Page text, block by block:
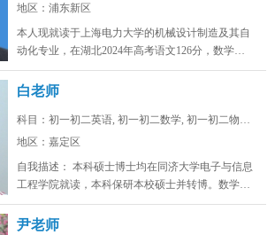
地区：浦东新区
本人现就读于上海电力大学的机械设计制造及其自
动化专业，在湖北2024年高考语文126分，数学
128，物理88，化学92，...
白老师
科目：初一初二英语, 初一初二数学, 初一初二物理, ...
地区：嘉定区
自我描述： 本科硕士博士均在同济大学电子与信息
工程学院就读，本科保研本校硕士并转博。数学高
考142，物理高考91，化学...
尹老师